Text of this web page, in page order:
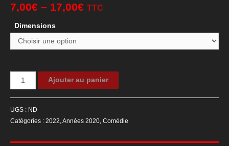
7,00€ – 17,00€ TTC
Dimensions
quantité
de
du
Ajouter au panier
UGS : ND
Catégories : 2022,Années 2020, Comédie